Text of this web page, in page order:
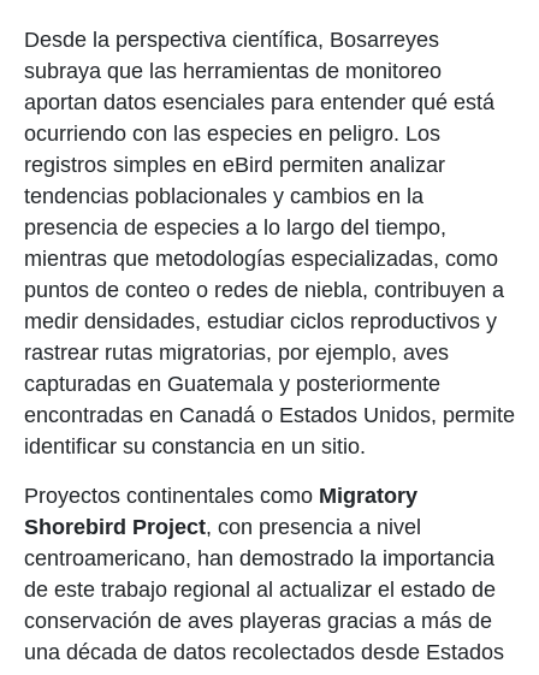
Desde la perspectiva científica, Bosarreyes
subraya que las herramientas de monitoreo
aportan datos esenciales para entender qué está
ocurriendo con las especies en peligro. Los
registros simples en eBird permiten analizar
tendencias poblacionales y cambios en la
presencia de especies a lo largo del tiempo,
mientras que metodologías especializadas, como
puntos de conteo o redes de niebla, contribuyen a
medir densidades, estudiar ciclos reproductivos y
rastrear rutas migratorias, por ejemplo, aves
capturadas en Guatemala y posteriormente
encontradas en Canadá o Estados Unidos, permite
identificar su constancia en un sitio.
Proyectos continentales como Migratory
Shorebird Project, con presencia a nivel
centroamericano, han demostrado la importancia
de este trabajo regional al actualizar el estado de
conservación de aves playeras gracias a más de
una década de datos recolectados desde Estados